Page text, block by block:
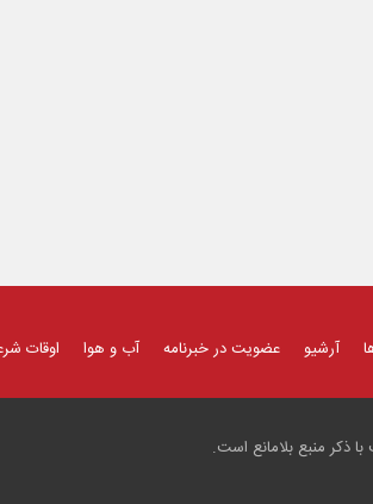
آرشیو عضویت در خبرنامه آب و هوا اوقات
ذکر منبع بلامانع است.